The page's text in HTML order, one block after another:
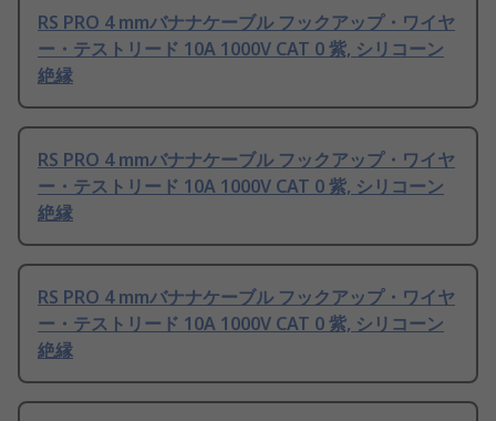
RS PRO 4 mmバナナケーブル フックアップ・ワイヤ
ー・テストリード 10A 1000V CAT 0 紫, シリコーン
絶縁
RS PRO 4 mmバナナケーブル フックアップ・ワイヤ
ー・テストリード 10A 1000V CAT 0 紫, シリコーン
絶縁
RS PRO 4 mmバナナケーブル フックアップ・ワイヤ
ー・テストリード 10A 1000V CAT 0 紫, シリコーン
絶縁